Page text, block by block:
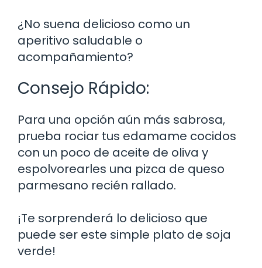
¿No suena delicioso como un
aperitivo saludable o
acompañamiento?
Consejo Rápido:
Para una opción aún más sabrosa,
prueba rociar tus edamame cocidos
con un poco de aceite de oliva y
espolvorearles una pizca de queso
parmesano recién rallado.
¡Te sorprenderá lo delicioso que
puede ser este simple plato de soja
verde!